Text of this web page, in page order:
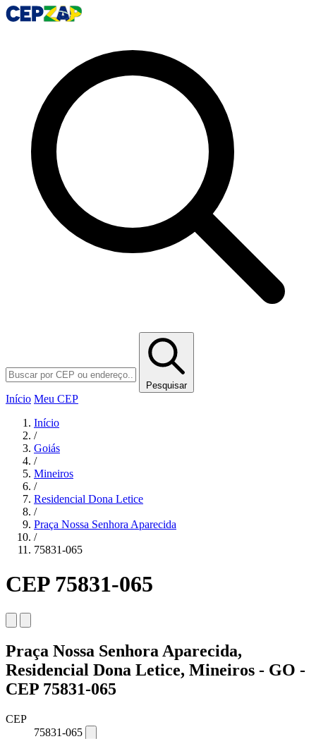
Pesquisar
Início Meu CEP
Início
/
Goiás
/
Mineiros
/
Residencial Dona Letice
/
Praça Nossa Senhora Aparecida
/
75831-065
CEP 75831-065
Praça Nossa Senhora Aparecida,
Residencial Dona Letice, Mineiros - GO -
CEP 75831-065
CEP
75831-065